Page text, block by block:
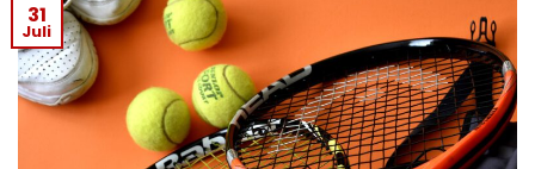
31
Juli